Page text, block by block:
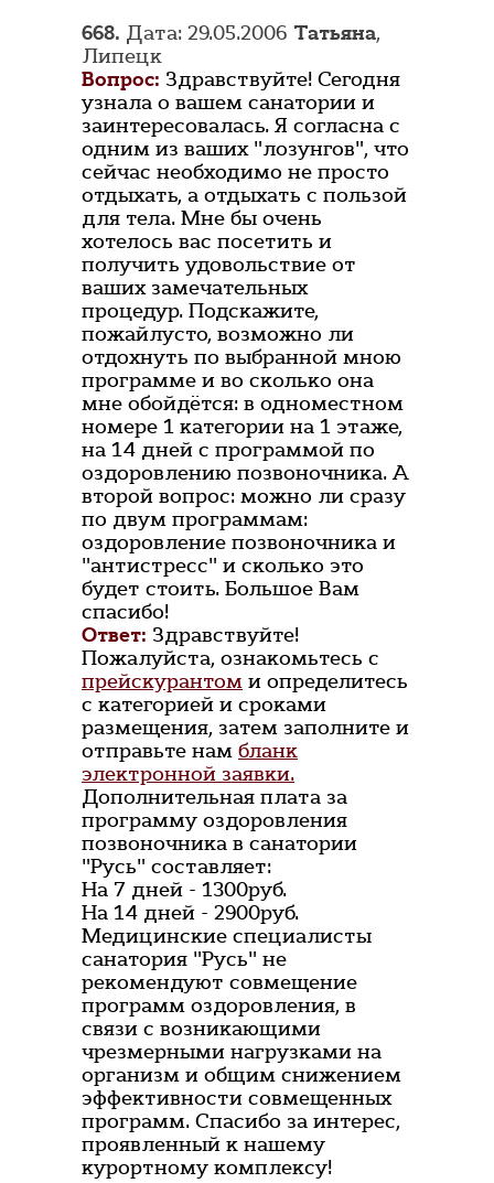
668. Дата: 29.05.2006 Татьяна,
Липецк
Вопрос: Здравствуйте! Сегодня
узнала о вашем санатории и
заинтересовалась. Я согласна с
одним из ваших "лозунгов", что
сейчас необходимо не просто
отдыхать, а отдыхать с пользой
для тела. Мне бы очень
хотелось вас посетить и
получить удовольствие от
ваших замечательных
процедур. Подскажите,
пожайлусто, возможно ли
отдохнуть по выбранной мною
программе и во сколько она
мне обойдётся: в одноместном
номере 1 категории на 1 этаже,
на 14 дней с программой по
оздоровлению позвоночника. А
второй вопрос: можно ли сразу
по двум программам:
оздоровление позвоночника и
"антистресс" и сколько это
будет стоить. Большое Вам
спасибо!
Ответ: Здравствуйте!
Пожалуйста, ознакомьтесь с
прейскурантом и определитесь
с категорией и сроками
размещения, затем заполните и
отправьте нам бланк
электронной заявки.
Дополнительная плата за
программу оздоровления
позвоночника в санатории
"Русь" составляет:
На 7 дней - 1300руб.
На 14 дней - 2900руб.
Медицинские специалисты
санатория "Русь" не
рекомендуют совмещение
программ оздоровления, в
связи с возникающими
чрезмерными нагрузками на
организм и общим снижением
эффективности совмещенных
программ. Спасибо за интерес,
проявленный к нашему
курортному комплексу!